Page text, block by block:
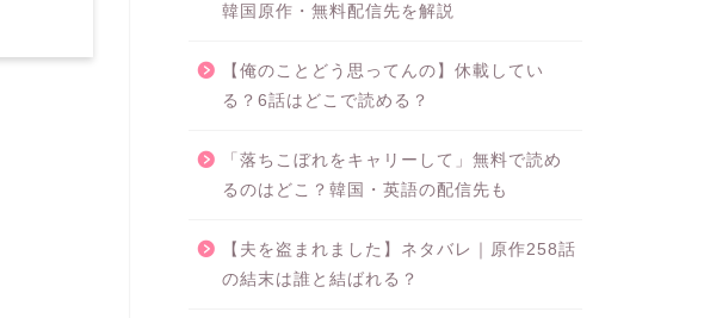
韓国原作・無料配信先を解説
【俺のことどう思ってんの】休載してい
る？6話はどこで読める？
「落ちこぼれをキャリーして」無料で読め
るのはどこ？韓国・英語の配信先も
【夫を盗まれました】ネタバレ｜原作258話
の結末は誰と結ばれる？